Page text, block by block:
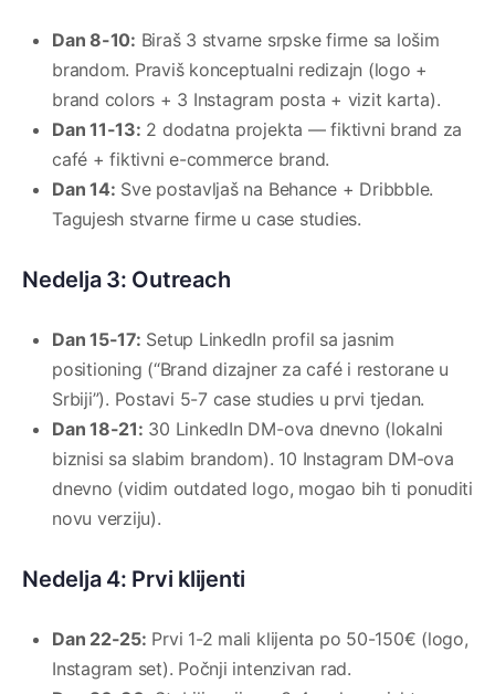
Dan 8-10: Biraš 3 stvarne srpske firme sa lošim
brandom. Praviš konceptualni redizajn (logo +
brand colors + 3 Instagram posta + vizit karta).
Dan 11-13: 2 dodatna projekta — fiktivni brand za
café + fiktivni e-commerce brand.
Dan 14: Sve postavljaš na Behance + Dribbble.
Tagujesh stvarne firme u case studies.
Nedelja 3: Outreach
Dan 15-17: Setup LinkedIn profil sa jasnim
positioning (“Brand dizajner za café i restorane u
Srbiji”). Postavi 5-7 case studies u prvi tjedan.
Dan 18-21: 30 LinkedIn DM-ova dnevno (lokalni
biznisi sa slabim brandom). 10 Instagram DM-ova
dnevno (vidim outdated logo, mogao bih ti ponuditi
novu verziju).
Nedelja 4: Prvi klijenti
Dan 22-25: Prvi 1-2 mali klijenta po 50-150€ (logo,
Instagram set). Počnji intenzivan rad.